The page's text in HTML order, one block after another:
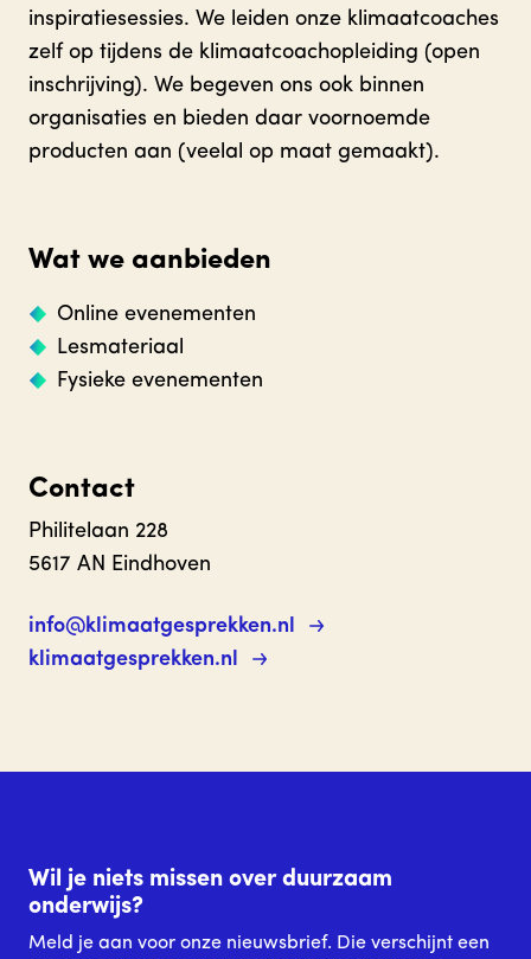
inspiratiesessies. We leiden onze klimaatcoaches
zelf op tijdens de klimaatcoachopleiding (open
inschrijving). We begeven ons ook binnen
organisaties en bieden daar voornoemde
producten aan (veelal op maat gemaakt).
Wat we aanbieden
Online evenementen
Lesmateriaal
Fysieke evenementen
Contact
Philitelaan 228
5617 AN Eindhoven
info@klimaatgesprekken.nl
klimaatgesprekken.nl
Wil je niets missen over duurzaam
onderwijs?
Meld je aan voor onze nieuwsbrief. Die verschijnt een